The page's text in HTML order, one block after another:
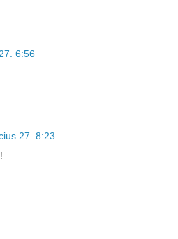
6:56
27. 8:23